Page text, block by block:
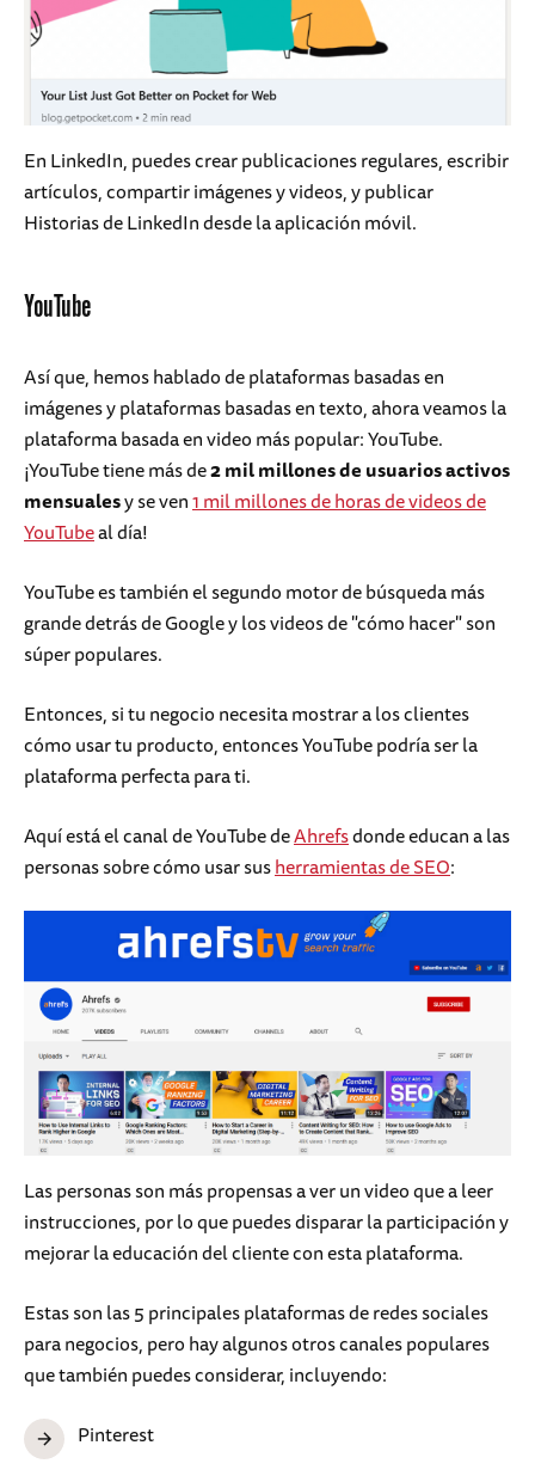
En LinkedIn, puedes crear publicaciones regulares, escribir
artículos, compartir imágenes y videos, y publicar
Historias de LinkedIn desde la aplicación móvil.
YouTube
Así que, hemos hablado de plataformas basadas en
imágenes y plataformas basadas en texto, ahora veamos la
plataforma basada en video más popular: YouTube.
¡YouTube tiene más de2 mil millones de usuarios activos
mensualesy se ven1 mil millones de horas de videos de
YouTubeal día!
YouTube es también el segundo motor de búsqueda más
grande detrás de Google y los videos de "cómo hacer" son
súper populares.
Entonces, si tu negocio necesita mostrar a los clientes
cómo usar tu producto, entonces YouTube podría ser la
plataforma perfecta para ti.
Aquí está el canal de YouTube deAhrefsdonde educan a las
personas sobre cómo usar susherramientas de SEO:
Las personas son más propensas a ver un video que a leer
instrucciones, por lo que puedes disparar la participación y
mejorar la educación del cliente con esta plataforma.
Estas son las 5 principales plataformas de redes sociales
para negocios, pero hay algunos otros canales populares
que también puedes considerar, incluyendo:
Pinterest